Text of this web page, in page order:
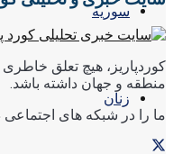
سوریه
زنان
کوردپاریز، هیچ تعلق
منطقه و جهان داشته باشد.
ما را در شبکه های اجتماعی